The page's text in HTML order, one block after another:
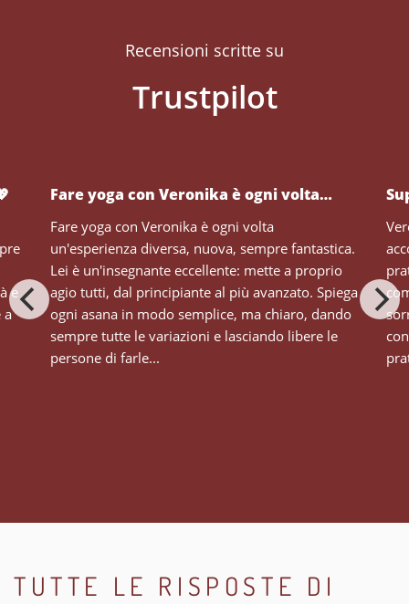
Recensioni scritte su
Fare yoga con Veronika è ogni volta…
Fare yoga con Veronika è ogni volta
un'esperienza diversa, nuova, sempre fantastica.
Lei è un'insegnante eccellente: mette a proprio
agio tutti, dal principiante al più avanzato. Spiega
ogni asana in modo semplice, ma chiaro, dando
sempre tutte le variazioni e lasciando libere le
persone di farle...
e
a
TUTTE LE RISPOSTE DI